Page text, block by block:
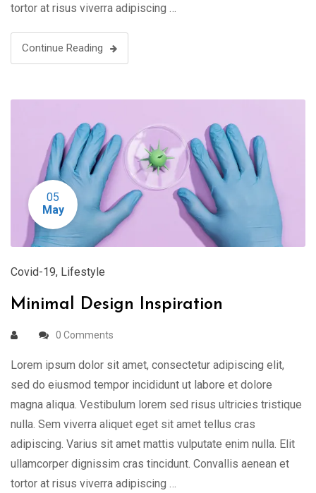
tortor at risus viverra adipiscing …
Continue Reading
05
May
Covid-19, Lifestyle
Minimal Design Inspiration
0 Comments
Lorem ipsum dolor sit amet, consectetur adipiscing elit,
sed do eiusmod tempor incididunt ut labore et dolore
magna aliqua. Vestibulum lorem sed risus ultricies tristique
nulla. Sem viverra aliquet eget sit amet tellus cras
adipiscing. Varius sit amet mattis vulputate enim nulla. Elit
ullamcorper dignissim cras tincidunt. Convallis aenean et
tortor at risus viverra adipiscing …